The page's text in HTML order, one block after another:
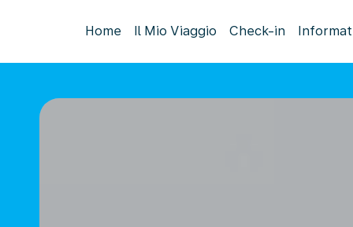
Home Il Mio Viaggio Check-in